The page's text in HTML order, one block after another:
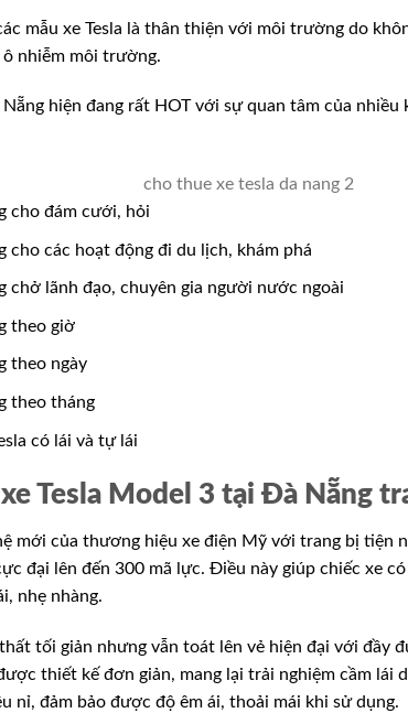
mẫu xe Tesla là thân thiện với môi trường do
nhiễm môi trường.
hiện đang rất HOT với sự quan tâm của nhiều
cho đám cưới, hỏi
cho các hoạt động đi du lịch, khám phá
chở lãnh đạo, chuyên gia người nước ngoài
theo giờ
theo ngày
theo tháng
có lái và tự lái
Tesla Model 3 tại Đà Nẵng
mới của thương hiệu xe điện Mỹ với trang bị tiện
đại lên đến 300 mã lực. Điều này giúp chiếc xe
nhẹ nhàng.
tối giản nhưng vẫn toát lên vẻ hiện đại với đầy
thiết kế đơn giản, mang lại trải nghiệm cầm lái
nỉ, đảm bảo được độ êm ái, thoải mái khi sử dụng.